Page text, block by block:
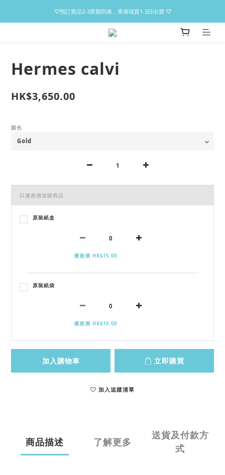
♡預訂貨品2-3星期到港，香港現貨1-3日出貨 ♡
♡預訂貨品2-3星期到港，香港現貨1-3日出貨 ♡
請Follow最新IG @LAbuybuy.usa
Hermes calvi
HK$3,650.00
顏色
以優惠價加購商品
原裝紙盒
優惠價 HK$15.00
原裝紙袋
優惠價 HK$10.00
加入購物車 立即購買
加入追蹤清單
商品描述 了解更多
送貨及付款方
式